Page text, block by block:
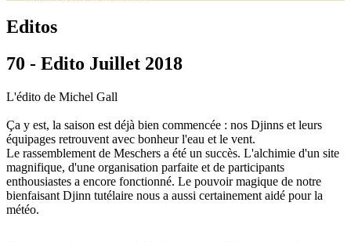
Editos
70 - Edito Juillet 2018
L'édito de Michel Gall
Ça y est, la saison est déjà bien commencée : nos Djinns et leurs
équipages retrouvent avec bonheur l'eau et le vent.
Le rassemblement de Meschers a été un succès. L'alchimie d'un site
magnifique, d'une organisation parfaite et de participants
enthousiastes a encore fonctionné. Le pouvoir magique de notre
bienfaisant Djinn tutélaire nous a aussi certainement aidé pour la
météo.